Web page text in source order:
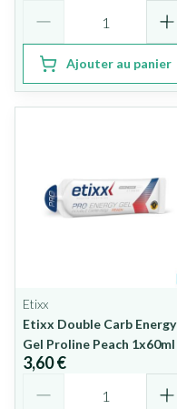
Ajouter au panier
Etixx
Etixx Double Carb Energy
Gel Proline Peach 1x60ml
3,60 €